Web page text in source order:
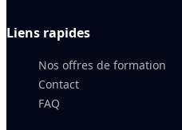
Liens rapides
Nos offres de formation
Contact
FAQ